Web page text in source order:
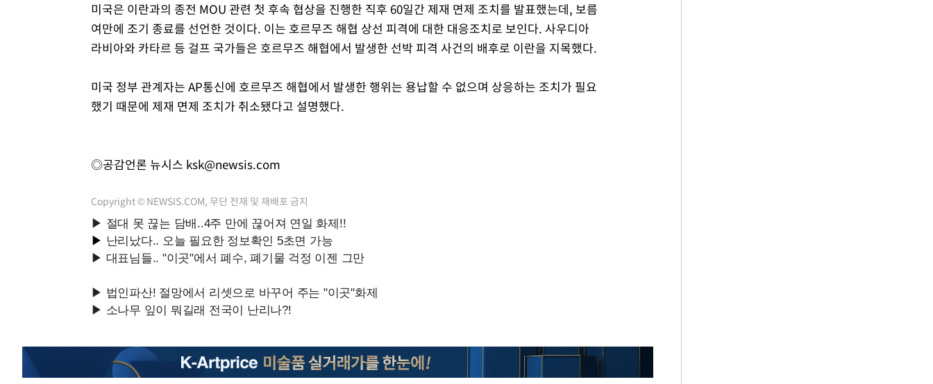
미국은 이란과의 종전 MOU 관련 첫 후속 협상을 진행한 직후 60일간 제재 면제 조치를 발표했는데, 보름
여만에 조기 종료를 선언한 것이다. 이는 호르무즈 해협 상선 피격에 대한 대응조치로 보인다. 사우디아
라비아와 카타르 등 걸프 국가들은 호르무즈 해협에서 발생한 선박 피격 사건의 배후로 이란을 지목했다.
미국 정부 관계자는 AP통신에 호르무즈 해협에서 발생한 행위는 용납할 수 없으며 상응하는 조치가 필요
했기 때문에 제재 면제 조치가 취소됐다고 설명했다.
◎공감언론 뉴시스 ksk@newsis.com
Copyright © NEWSIS.COM, 무단 전재 및 재배포 금지